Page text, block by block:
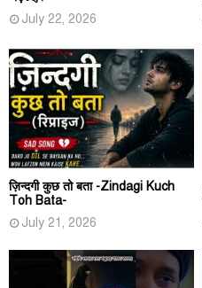
July 22, 2026
ज़िन्दगी कुछ तो बता -Zindagi Kuch
Toh Bata-
July 21, 2026